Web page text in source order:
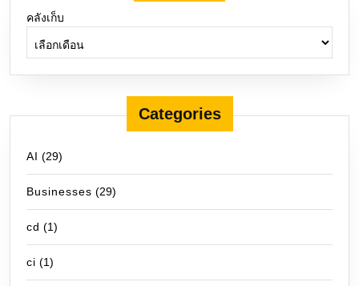
คลังเก็บ
Categories
AI (29)
Businesses (29)
cd (1)
ci (1)